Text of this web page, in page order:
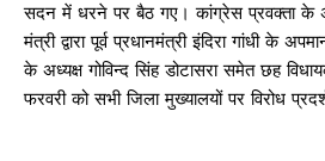
सदन में धरने पर बैठ गए। कांग्रेस प्रवक्ता के
मंत्री द्वारा पूर्व प्रधानमंत्री इंदिरा गांधी के
के अध्यक्ष गोविन्द सिंह डोटासरा समेत छह
फरवरी को सभी जिला मुख्यालयों पर विरोध